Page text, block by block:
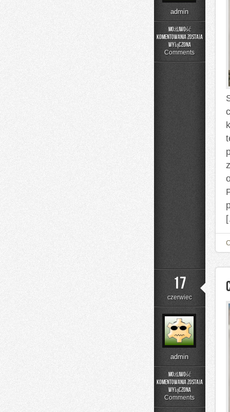
admin
Możliwość
komentowania
Uroda
została
wyłączona
Comments
17
czerwiec
admin
Możliwość
komentowania
Czytelnicze
Artykuły
została
wyłączona
Comments